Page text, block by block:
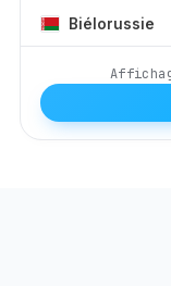
Biélorussie